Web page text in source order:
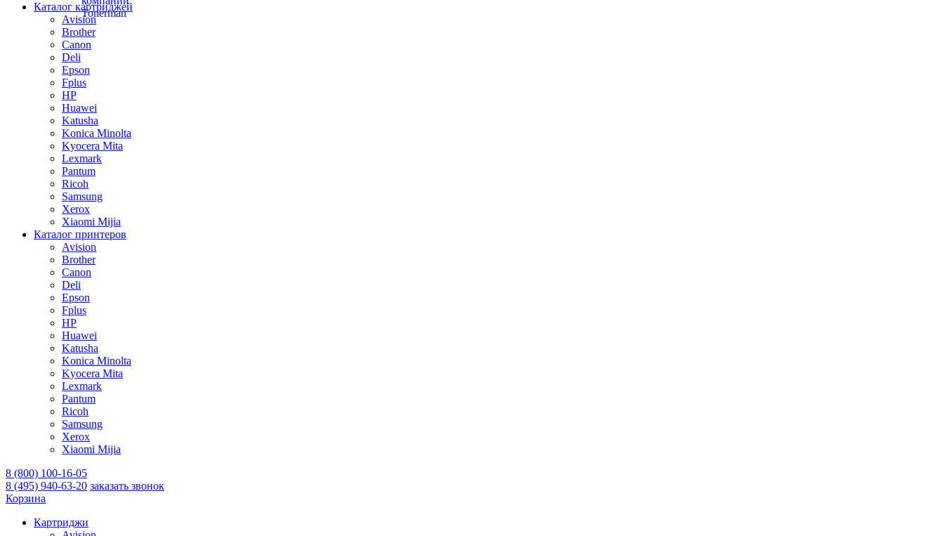
Каталог картриджей
Avision
Brother
Canon
Deli
Epson
Fplus
HP
Huawei
Katusha
Konica Minolta
Kyocera Mita
Lexmark
Pantum
Ricoh
Samsung
Xerox
Xiaomi Mijia
Каталог принтеров
Avision
Brother
Canon
Deli
Epson
Fplus
HP
Huawei
Katusha
Konica Minolta
Kyocera Mita
Lexmark
Pantum
Ricoh
Samsung
Xerox
Xiaomi Mijia
8 (800) 100-16-05
8 (495) 940-63-20 заказать звонок
Корзина
Картриджи